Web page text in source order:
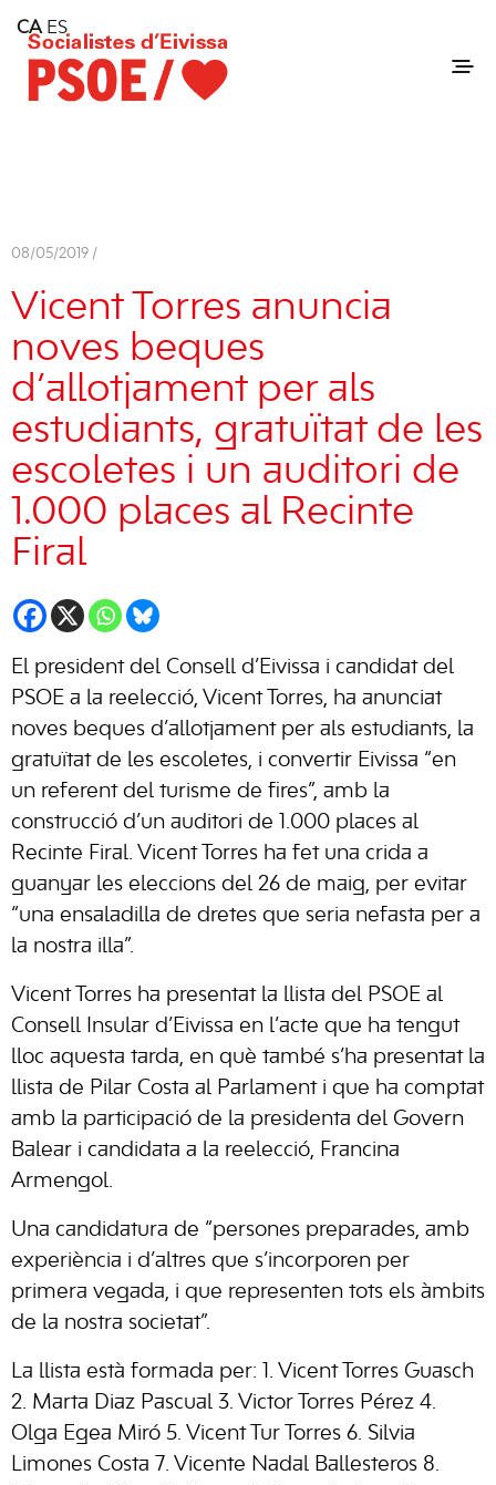
Consell Insular d'Eivissa
Services
Contact
08/05/2019 /
Vicent Torres anuncia
noves beques
d’allotjament per als
estudiants, gratuïtat de les
escoletes i un auditori de
1.000 places al Recinte
Firal
El president del Consell d’Eivissa i candidat del
PSOE a la reelecció, Vicent Torres, ha anunciat
noves beques d’allotjament per als estudiants, la
gratuïtat de les escoletes, i convertir Eivissa “en
un referent del turisme de fires”, amb la
construcció d’un auditori de 1.000 places al
Recinte Firal. Vicent Torres ha fet una crida a
guanyar les eleccions del 26 de maig, per evitar
“una ensaladilla de dretes que seria nefasta per a
la nostra illa”.
Vicent Torres ha presentat la llista del PSOE al
Consell Insular d’Eivissa en l’acte que ha tengut
lloc aquesta tarda, en què també s’ha presentat la
llista de Pilar Costa al Parlament i que ha comptat
amb la participació de la presidenta del Govern
Balear i candidata a la reelecció, Francina
Armengol.
Una candidatura de “persones preparades, amb
experiència i d’altres que s’incorporen per
primera vegada, i que representen tots els àmbits
de la nostra societat”.
La llista està formada per: 1. Vicent Torres Guasch
2. Marta Diaz Pascual 3. Victor Torres Pérez 4.
Olga Egea Miró 5. Vicent Tur Torres 6. Silvia
Limones Costa 7. Vicente Nadal Ballesteros 8.
CA ES